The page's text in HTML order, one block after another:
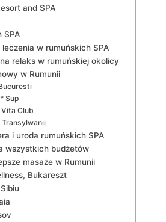
and SPA
SPA
​w rumuńskich SPA
relaks w ⁢rumuńskiej okolicy
⁢w Rumunii
Sup
⁣Vita Club
‌Transylwanii
i uroda rumuńskich ⁢SPA
wszystkich budżetów
masaże w Rumunii
Bukareszt